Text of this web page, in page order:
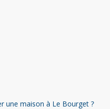
une maison à Le Bourget ?